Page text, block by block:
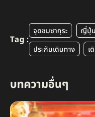
Tag :
จุดชมซากุระ ญี่ปุ่น
ประกันเดินทาง
เ
บทความอื่นๆ